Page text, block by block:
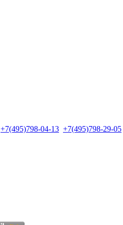
+7(495)798-04-13 +7(495)798-29-05